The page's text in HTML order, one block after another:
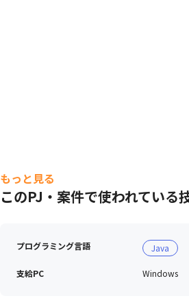
もっと見る
このPJ・案件で使われている
プログラミング言語 Java
支給PC Windows